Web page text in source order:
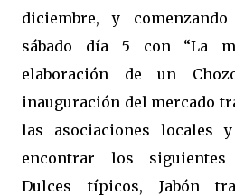
diciembre, y
sábado día 5 con “La
elaboración de un
inauguración del mercado
las asociaciones locales
encontrar los siguientes
Dulces típicos, Jabón